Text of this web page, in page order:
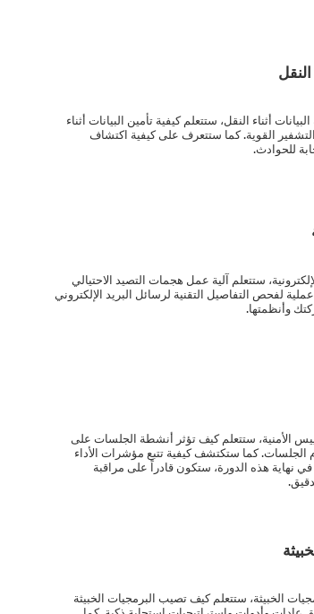
أثناء النقل، ستتعلم كيفية تأمين البيانات أثناء
القوية. كما ستتعرف على كيفية اكتشاف
للحوادث.
ستتعلم آلية عمل هجمات التصيد الاحتيالي
لفحص التفاصيل التقنية لرسائل البريد الإلكتروني
وأنظمتها.
الأمنية، ستتعلم كيف تؤثر أنشطة الجلسات على
كما ستكتشف كيفية تتبع مؤشرات الأداء
نهاية هذه الدورة، ستكون قادراً على مراقبة
الخبيثة، ستتعلم كيف تصيب البرمجيات الخبيثة